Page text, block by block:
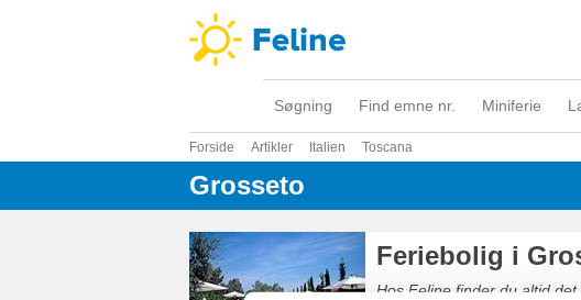
Søgning Find emne nr. Miniferie
Forside Artikler Italien Toscana
Grosseto
Feriebolig i
Hos Feline finder du altid